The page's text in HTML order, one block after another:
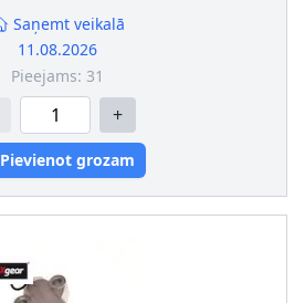
Saņemt veikalā
11.08.2026
Pieejams: 31
+
Pievienot grozam